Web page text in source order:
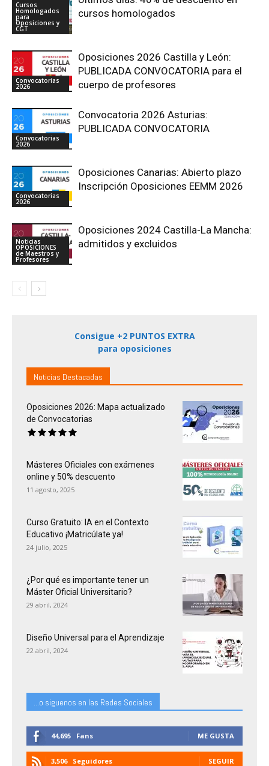
Cursos
Homologados
para
Oposiciones y
CGT
cursos homologados
Convocatorias
2026
Oposiciones 2026 Castilla y León:
PUBLICADA CONVOCATORIA para el
cuerpo de profesores
Convocatorias
2026
Convocatoria 2026 Asturias:
PUBLICADA CONVOCATORIA
Convocatorias
2026
Oposiciones Canarias: Abierto plazo
Inscripción Oposiciones EEMM 2026
Noticias
OPOSICIONES
de Maestros y
Profesores
Oposiciones 2024 Castilla-La Mancha:
admitidos y excluidos
Consigue +2 PUNTOS EXTRA
para oposiciones
Noticias Destacadas
Oposiciones 2026: Mapa actualizado
de Convocatorias
Másteres Oficiales con exámenes
online y 50% descuento
11 agosto, 2025
Curso Gratuito: IA en el Contexto
Educativo ¡Matricúlate ya!
24 julio, 2025
¿Por qué es importante tener un
Máster Oficial Universitario?
29 abril, 2024
Diseño Universal para el Aprendizaje
22 abril, 2024
...o siguenos en las Redes Sociales
44,695 Fans ME GUSTA
3,506 Seguidores SEGUIR